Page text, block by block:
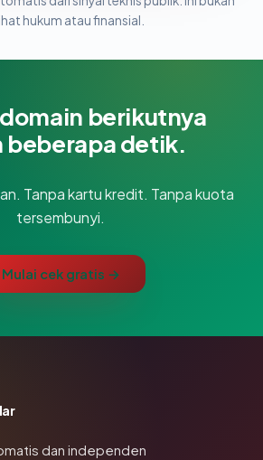
hukum atau finansial.
berikutnya
beberapa detik.
Tanpa kartu kredit. Tanpa kuota
tersembunyi.
Mulai cek gratis →
dan independen